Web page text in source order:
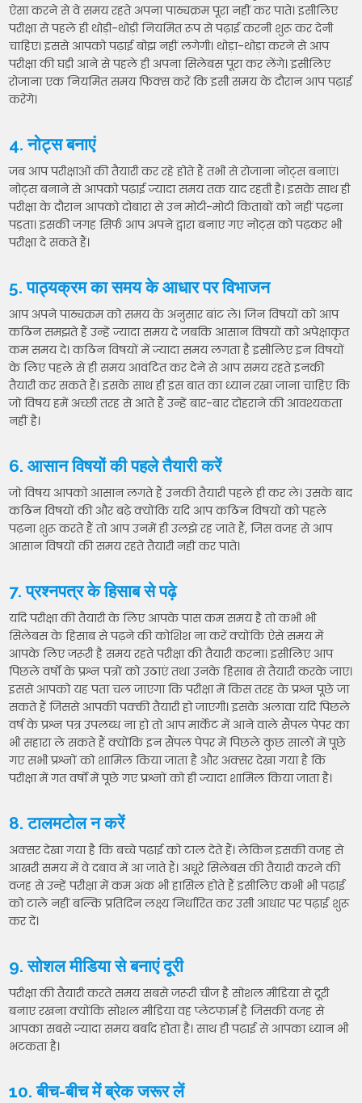
ऐसा करने से वे समय रहते अपना पाठ्यक्रम पूरा नहीं कर पाते। इसीलिए
परीक्षा से पहले ही थोड़ी-थोड़ी नियमित रूप से पढ़ाई करनी शुरू कर देनी
चाहिए। इससे आपको पढ़ाई बोझ नहीं लगेगी। थोड़ा-थोड़ा करने से आप
परीक्षा की घड़ी आने से पहले ही अपना सिलेबस पूरा कर लेंगे। इसीलिए
रोजाना एक नियमित समय फिक्स करें कि इसी समय के दौरान आप पढ़ाई
करेंगे।
4. नोट्स बनाएं
जब आप परीक्षाओं की तैयारी कर रहे होते हैं तभी से रोजाना नोट्स बनाएं।
नोट्स बनाने से आपको पढ़ाई ज्यादा समय तक याद रहती है। इसके साथ ही
परीक्षा के दौरान आपको दोबारा से उन मोटी-मोटी किताबों को नहीं पढ़ना
पड़ता। इसकी जगह सिर्फ आप अपने द्वारा बनाए गए नोट्स को पढ़कर भी
परीक्षा दे सकते हैं।
5. पाठ्यक्रम का समय के आधार पर विभाजन
आप अपने पाठ्यक्रम को समय के अनुसार बांट ले। जिन विषयों को आप
कठिन समझते हैं उन्हें ज्यादा समय दे जबकि आसान विषयों को अपेक्षाकृत
कम समय दे। कठिन विषयों में ज्यादा समय लगता है इसीलिए इन विषयों
के लिए पहले से ही समय आवंटित कर देने से आप समय रहते इनकी
तैयारी कर सकते हैं। इसके साथ ही इस बात का ध्यान रखा जाना चाहिए कि
जो विषय हमें अच्छी तरह से आते हैं उन्हें बार-बार दोहराने की आवश्यकता
नहीं है।
6. आसान विषयों की पहले तैयारी करें
जो विषय आपको आसान लगते हैं उनकी तैयारी पहले ही कर ले। उसके बाद
कठिन विषयों की और बढ़े क्योंकि यदि आप कठिन विषयों को पहले
पढ़ना शुरू करते हैं तो आप उनमें ही उलझे रह जाते हैं, जिस वजह से आप
आसान विषयों की समय रहते तैयारी नहीं कर पाते।
7. प्रश्नपत्र के हिसाब से पढ़े
यदि परीक्षा की तैयारी के लिए आपके पास कम समय है तो कभी भी
सिलेबस के हिसाब से पढ़ने की कोशिश ना करें क्योंकि ऐसे समय में
आपके लिए जरूरी है समय रहते परीक्षा की तैयारी करना। इसीलिए आप
पिछले वर्षों के प्रश्न पत्रों को उठाएं तथा उनके हिसाब से तैयारी करके जाए।
इससे आपको यह पता चल जाएगा कि परीक्षा में किस तरह के प्रश्न पूछे जा
सकते हैं जिससे आपकी पक्की तैयारी हो जाएगी। इसके अलावा यदि पिछले
वर्ष के प्रश्न पत्र उपलब्ध ना हो तो आप मार्केट में आने वाले सैंपल पेपर का
भी सहारा ले सकते हैं क्योंकि इन सैंपल पेपर में पिछले कुछ सालों में पूछे
गए सभी प्रश्नों को शामिल किया जाता है और अक्सर देखा गया है कि
परीक्षा में गत वर्षो में पूछे गए प्रश्नों को ही ज्यादा शामिल किया जाता है।
8. टालमटोल न करें
अक्सर देखा गया है कि बच्चे पढ़ाई को टाल देते हैं। लेकिन इसकी वजह से
आखरी समय में वे दबाव में आ जाते हैं। अधूरे सिलेबस की तैयारी करने की
वजह से उन्हें परीक्षा में कम अंक भी हासिल होते हैं इसीलिए कभी भी पढ़ाई
को टाले नहीं बल्कि प्रतिदिन लक्ष्य निर्धारित कर उसी आधार पर पढ़ाई शुरू
कर दें।
9. सोशल मीडिया से बनाएं दूरी
परीक्षा की तैयारी करते समय सबसे जरूरी चीज है सोशल मीडिया से दूरी
बनाए रखना क्योंकि सोशल मीडिया वह प्लेटफार्म है जिसकी वजह से
आपका सबसे ज्यादा समय बर्बाद होता है। साथ ही पढ़ाई से आपका ध्यान भी
भटकता है।
10. बीच-बीच में ब्रेक जरूर लें